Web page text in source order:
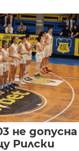
не допусна
Рилски